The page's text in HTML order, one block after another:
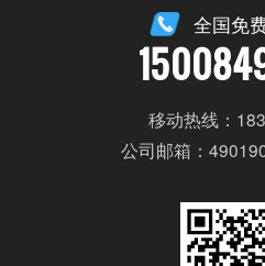
全国免
移动热线：
公司邮箱：